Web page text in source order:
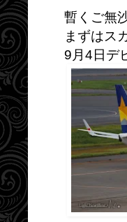
暫くご無
まずはス
9月4日デ